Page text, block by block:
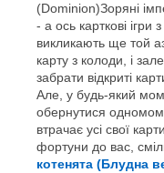
(Dominion)Зоряні
а ось карткові
викликають ще той
карту з колоди, і
забрати відкриті
Але, у будь-який
обернутися
втрачає усі свої
фортуни до вас,
котенята (Блудна